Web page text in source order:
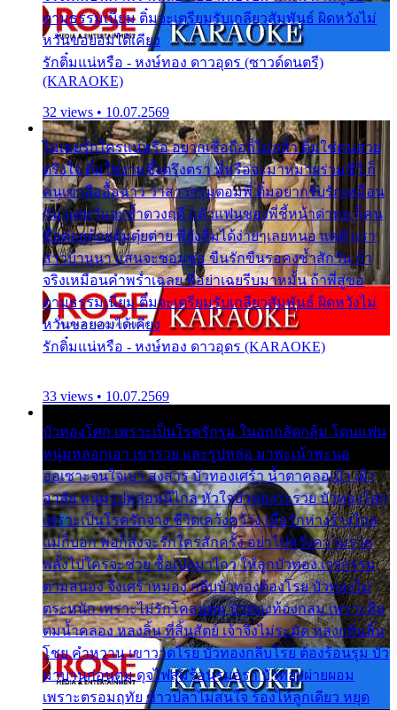
ตามธรรมเนียม ติ๋มจะเตรียมรับเกลียวสัมพันธ์ ผิดหวังไม่
หวั่นขอยอมได้เคียง
รักติ๋มแน่หรือ - หงษ์ทอง ดาวอุดร (ซาวด์ดนตรี)
(KARAOKE)
32 views • 10.07.2569
ไม่เคยรักใครแน่หรือ อยากเชื่อถือก็ไม่กล้า ติ๋มใช่คนสวย
ตรึงใจ ติ๋มใช่งามซึ้งตรึงตรา พี่หรือจะมาหมายร่วมชีวี ก็
คนเขาลืออื้อฉาว ว่าสาวๆรุมตอมพี่ ติ๋มอยากรับรักเหมือน
กัน แต่หวั่นจะช้ำดวงฤดี กลัวแฟนของพี่ชี้หน้าด่าทอ ก็คน
ชื่อต๋อยต้อยตุ้มตุ๋ยต่าย พี่ยังลืมได้ง่ายๆเลยหนอ แค่ตัวเรา
สาวบ้านนา แสนจะซอมซ่อ ขืนรักขืนรอคงช้ำสักวัน ถ้า
จริงเหมือนคำพร่ำเฉลย พี่อย่าเฉยรีบมาหมั้น ถ้าพี่สู่ขอ
ตามธรรมเนียม ติ๋มจะเตรียมรับเกลียวสัมพันธ์ ผิดหวังไม่
หวั่นขอยอมได้เคียง
รักติ๋มแน่หรือ - หงษ์ทอง ดาวอุดร (KARAOKE)
33 views • 10.07.2569
บัวทองโศก เพราะเป็นโรครักรุม ในอกกลัดกลุ้ม โดนแฟน
หนุ่มหลอกเอา เขารวย และรูปหล่อ มาพะเน้าพะนอ
ออเซาะจนใจเบา สงสาร บัวทองเศร้า น้ำตาคลอเบ้า เฝ้า
อาลัย หนุ่มรูปหล่อหนีไกล หัวใจบัวทองระรวย บัวทองโศก
เพราะเป็นโรครักจาง ชีวิตเคว้งคว้าง เมื่อรักห่างร้างไกล
แม่ก็บอก พ่อก็สั่งจะรักใครสักครั้ง อย่าไปหวังความรวย
พลั้งไปใครจะช่วย ซื้อเปลมาไกว ให้ลูกบัวทอง เวรกรรม
ตามสนอง จึงเศร้าหมอง กลีบบัวทองต้องโรย บัวทองไม่
ตระหนัก เพราะไม่รักโคลนตม บัวทองท้องกลม เพราะลืม
ตมน้ำคลอง หลงลิ้น ที่สิ้นสัตย์ เจ้าจึงไม่ระมัด หลงกลิ่นลิ้น
โชย คำหวาน เขาวาดโรย บัวทองกลีบโรย ต้องร้อนรุม บัว
มาบานก่อนตูม ดุจไฟสุมร้อนรุมอุรา บัวทองผ่ายผอม
เพราะตรอมฤทัย ข้าวปลาไม่สนใจ ร้องไห้ลูกเดียว หยุด